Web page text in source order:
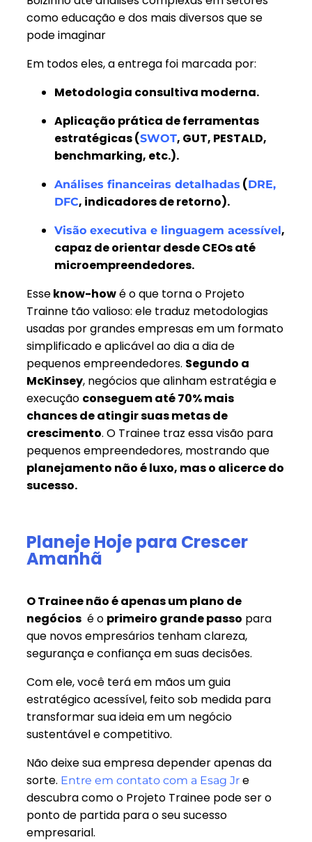
como educação e dos mais diversos que se
pode imaginar
Em todos eles, a entrega foi marcada por:
Metodologia consultiva moderna.
Aplicação prática de ferramentas
estratégicas (SWOT, GUT, PESTALD,
benchmarking, etc.).
Análises financeiras detalhadas (DRE,
DFC, indicadores de retorno).
Visão executiva e linguagem acessível,
capaz de orientar desde CEOs até
microempreendedores.
Esseknow-howé o que torna o Projeto
Trainne tão valioso: ele traduz metodologias
usadas por grandes empresas em um formato
simplificado e aplicável ao dia a dia de
pequenos empreendedores. Segundo a
McKinsey, negócios que alinham estratégia e
execução conseguem até 70% mais
chances de atingir suas metas de
crescimento. O Trainee traz essa visão para
pequenos empreendedores, mostrando que
planejamento não é luxo, mas o alicerce do
sucesso.
Planeje Hoje para Crescer
Amanhã
O Trainee não é apenas um plano de
negócios é o primeiro grande passo para
que novos empresários tenham clareza,
segurança e confiança em suas decisões.
Com ele, você terá em mãos um guia
estratégico acessível, feito sob medida para
transformar sua ideia em um negócio
sustentável e competitivo.
Não deixe sua empresa depender apenas da
sorte. Entre em contato com a Esag Jr e
descubra como o Projeto Trainee pode ser o
ponto de partida para o seu sucesso
empresarial.